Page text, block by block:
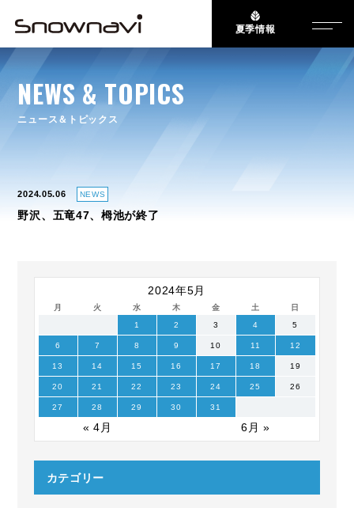
夏季情報
NEWS & TOPICS
ニュース＆トピックス
2024.05.06 NEWS
野沢、五竜47、栂池が終了
2024年5月
月 火 水 木 金 土 日
« 4月 6月 »
1 2 3 4 5
6 7 8 9 10 11 12
13 14 15 16 17 18 19
20 21 22 23 24 25 26
27 28 29 30 31
カテゴリー